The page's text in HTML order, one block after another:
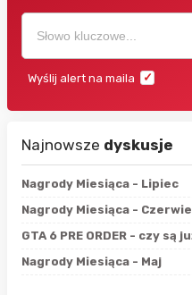
Wyślij alert na maila
Najnowsze dyskusje
Nagrody Miesiąca - Lipiec
Nagrody Miesiąca -
GTA 6 PRE ORDER - czy są
Nagrody Miesiąca - Maj